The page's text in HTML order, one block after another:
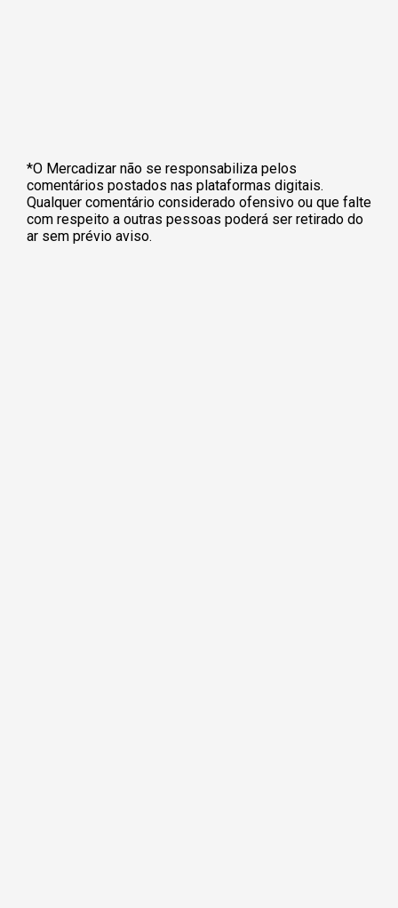
*O Mercadizar não se responsabiliza pelos
comentários postados nas plataformas digitais.
Qualquer comentário considerado ofensivo ou que falte
com respeito a outras pessoas poderá ser retirado do
ar sem prévio aviso.